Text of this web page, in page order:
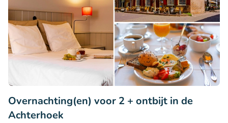
Overnachting(en) voor 2 + ontbijt in de
Achterhoek